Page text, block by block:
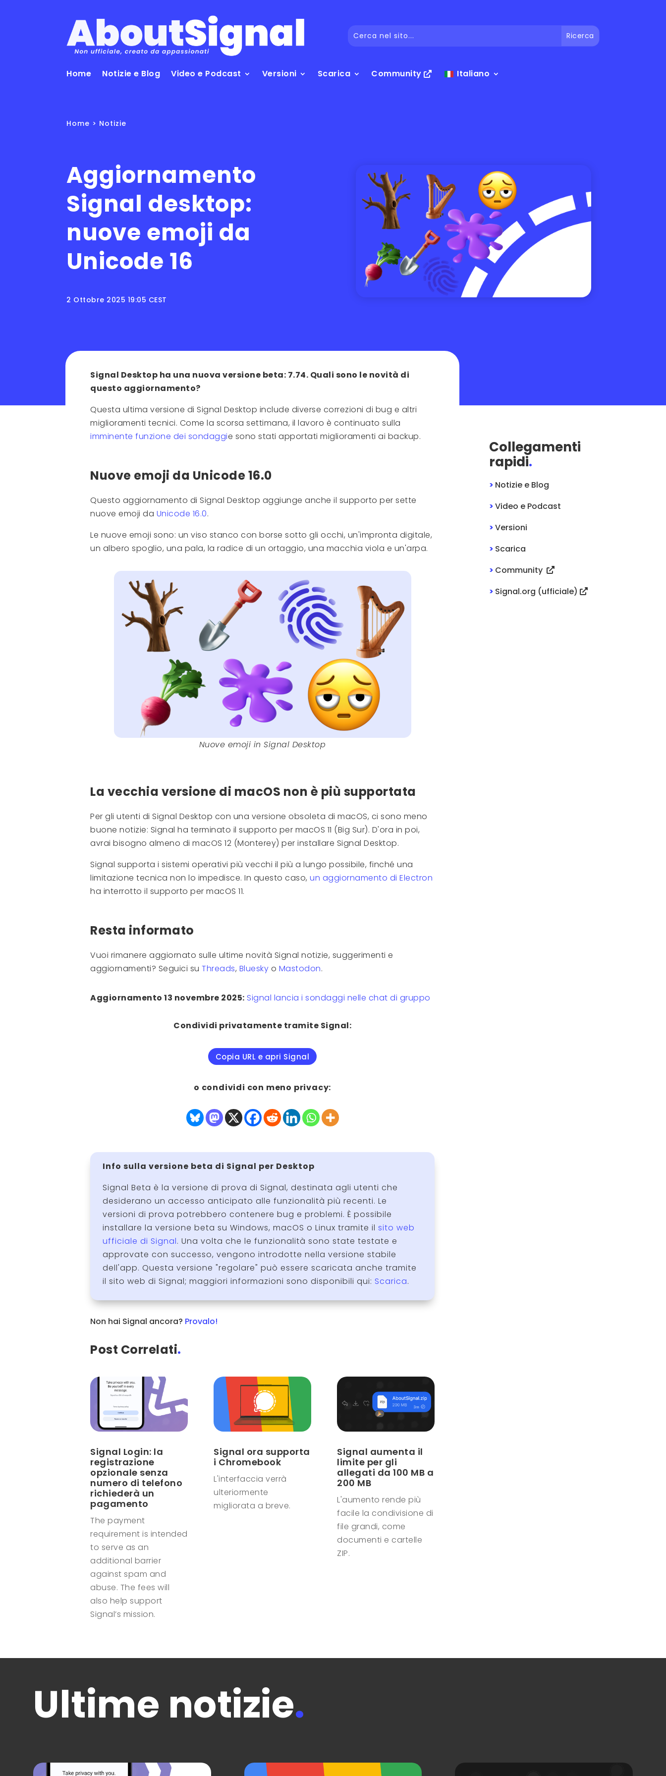
Home Notizie e Blog Video e Podcast Versioni Scarica Community Italiano
Home > Notizie
Aggiornamento
Signal desktop:
nuove emoji da
Unicode 16
2 Ottobre 2025 19:05 CEST
Signal Desktop ha una nuova versione beta: 7.74. Quali sono le novità di
questo aggiornamento?
Questa ultima versione di Signal Desktop include diverse correzioni di bug e altri
miglioramenti tecnici. Come la scorsa settimana, il lavoro è continuato sulla
imminente funzione dei sondaggie sono stati apportati miglioramenti ai backup.
Nuove emoji da Unicode 16.0
Questo aggiornamento di Signal Desktop aggiunge anche il supporto per sette
nuove emoji da Unicode 16.0.
Le nuove emoji sono: un viso stanco con borse sotto gli occhi, un'impronta digitale,
un albero spoglio, una pala, la radice di un ortaggio, una macchia viola e un'arpa.
Nuove emoji in Signal Desktop
La vecchia versione di macOS non è più supportata
Per gli utenti di Signal Desktop con una versione obsoleta di macOS, ci sono meno
buone notizie: Signal ha terminato il supporto per macOS 11 (Big Sur). D'ora in poi,
avrai bisogno almeno di macOS 12 (Monterey) per installare Signal Desktop.
Signal supporta i sistemi operativi più vecchi il più a lungo possibile, finché una
limitazione tecnica non lo impedisce. In questo caso, un aggiornamento di Electron
ha interrotto il supporto per macOS 11.
Resta informato
Vuoi rimanere aggiornato sulle ultime novità Signal notizie, suggerimenti e
aggiornamenti? Seguici su Threads, Bluesky o Mastodon.
Aggiornamento 13 novembre 2025: Signal lancia i sondaggi nelle chat di gruppo
Condividi privatamente tramite Signal:
Copia URL e apri Signal
o condividi con meno privacy:
Info sulla versione beta di Signal per Desktop
Signal Beta è la versione di prova di Signal, destinata agli utenti che
desiderano un accesso anticipato alle funzionalità più recenti. Le
versioni di prova potrebbero contenere bug e problemi. È possibile
installare la versione beta su Windows, macOS o Linux tramite il sito web
ufficiale di Signal. Una volta che le funzionalità sono state testate e
approvate con successo, vengono introdotte nella versione stabile
dell'app. Questa versione "regolare" può essere scaricata anche tramite
il sito web di Signal; maggiori informazioni sono disponibili qui: Scarica.
Non hai Signal ancora? Provalo!
Post Correlati.
Signal Login: la
registrazione
opzionale senza
numero di telefono
richiederà un
pagamento
The payment
requirement is intended
to serve as an
additional barrier
against spam and
abuse. The fees will
also help support
Signal’s mission.
Signal ora supporta
i Chromebook
L'interfaccia verrà
ulteriormente
migliorata a breve.
Signal aumenta il
limite per gli
allegati da 100 MB a
200 MB
L'aumento rende più
facile la condivisione di
file grandi, come
documenti e cartelle
ZIP.
Collegamenti
rapidi.
> Notizie e Blog
>Video e Podcast
>Versioni
> Scarica
> Community
> Signal.org (ufficiale)
Ultime notizie.